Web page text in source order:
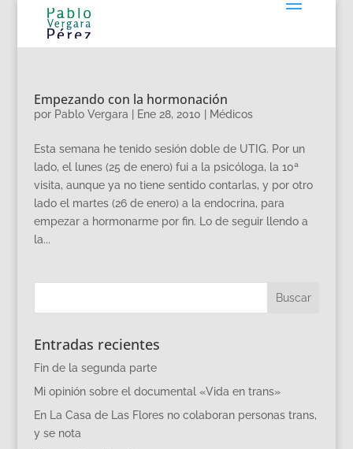
Empezando con la hormonación
por Pablo Vergara Ene 28, 2010 Médicos
Esta semana he tenido sesión doble de UTIG. Por un
lado, el lunes (25 de enero) fui a la psicóloga, la 10ª
visita, aunque ya no tiene sentido contarlas, y por otro
lado el martes (26 de enero) a la endocrina, para
empezar a hormonarme por fin. Lo de seguir llendo a
la...
Entradas recientes
Fin de la segunda parte
Mi opinión sobre el documental «Vida en trans»
En La Casa de Las Flores no colaboran personas trans,
y se nota